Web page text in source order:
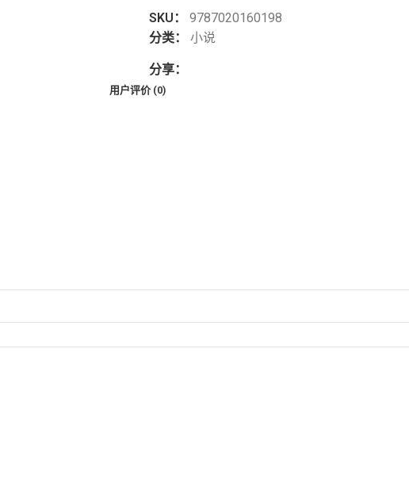
SKU： 9787020160198
分类：
小说
分享：
用户评价 (0)